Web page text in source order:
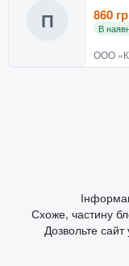
П 860
В
ООО
Схоже, частину
Дозвольте сайт